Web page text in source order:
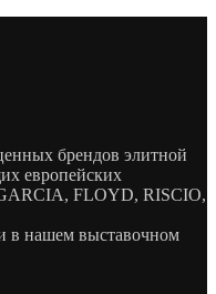
брендов элитной
европейских
FLOYD, RISCIO,
в нашем выставочном